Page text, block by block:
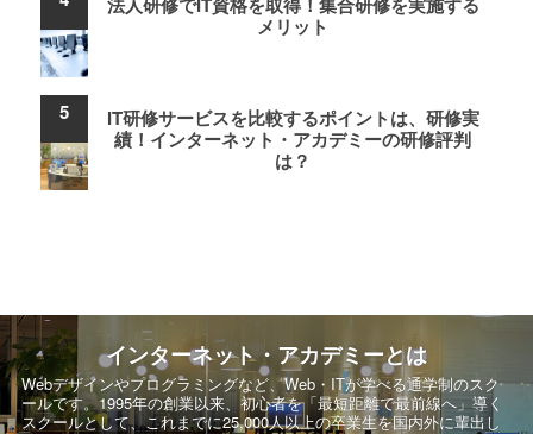
メリット
IT研修サービスを比較するポイントは、研修実
績！インターネット・アカデミーの研修評判
は？
インターネット・アカデミーとは
Webデザインやプログラミングなど、Web・ITが学べる通学制のスク
ールです。1995年の創業以来、初心者を「最短距離で最前線へ」導く
スクールとして、これまでに25,000人以上の卒業生を国内外に輩出し